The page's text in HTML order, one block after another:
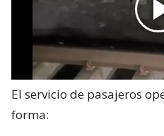
El servicio de pasajeros
forma: